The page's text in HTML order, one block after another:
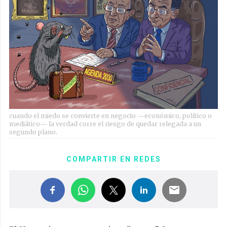
cuando el miedo se convierte en negocio —económico, político o
mediático— la verdad corre el riesgo de quedar relegada a un
segundo plano.
COMPARTIR EN REDES